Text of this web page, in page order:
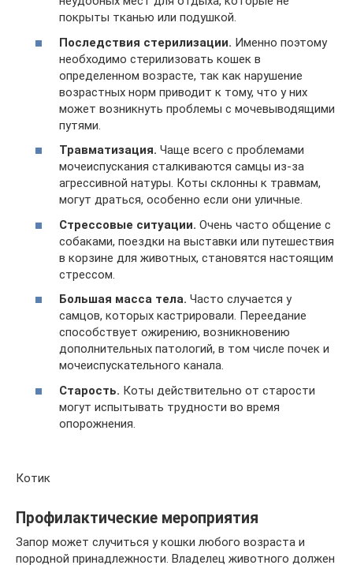
покрыты тканью или подушкой.
Последствия стерилизации. Именно поэтому
необходимо стерилизовать кошек в
определенном возрасте, так как нарушение
возрастных норм приводит к тому, что у них
может возникнуть проблемы с мочевыводящими
путями.
Травматизация. Чаще всего с проблемами
мочеиспускания сталкиваются самцы из-за
агрессивной натуры. Коты склонны к травмам,
могут драться, особенно если они уличные.
Стрессовые ситуации. Очень часто общение с
собаками, поездки на выставки или путешествия
в корзине для животных, становятся настоящим
стрессом.
Большая масса тела. Часто случается у
самцов, которых кастрировали. Переедание
способствует ожирению, возникновению
дополнительных патологий, в том числе почек и
мочеиспускательного канала.
Старость. Коты действительно от старости
могут испытывать трудности во время
опорожнения.
Котик
Профилактические мероприятия
Запор может случиться у кошки любого возраста и
породной принадлежности. Владелец животного должен